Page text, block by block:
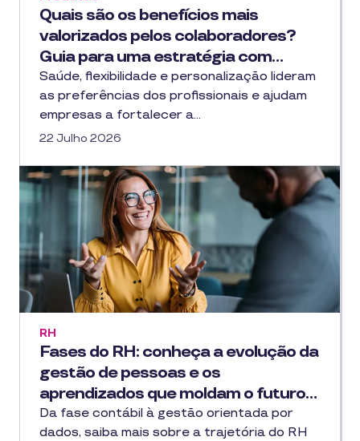
Quais são os benefícios mais
valorizados pelos colaboradores?
Guia para uma estratégia com…
Saúde, flexibilidade e personalização lideram
as preferências dos profissionais e ajudam
empresas a fortalecer a…
22 Julho 2026
Fases do RH: conheça a evolução da
gestão de pessoas e os
aprendizados que moldam o futuro…
RH
Da fase contábil à gestão orientada por
dados, saiba mais sobre a trajetória do RH